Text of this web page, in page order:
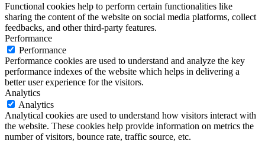
Functional cookies help to perform certain functionalities like
sharing the content of the website on social media platforms, collect
feedbacks, and other third-party features.
Performance
Performance
Performance cookies are used to understand and analyze the key
performance indexes of the website which helps in delivering a
better user experience for the visitors.
Analytics
Analytics
Analytical cookies are used to understand how visitors interact with
the website. These cookies help provide information on metrics the
number of visitors, bounce rate, traffic source, etc.